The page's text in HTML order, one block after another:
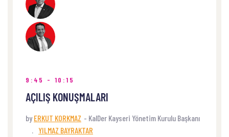
Kayseri Ticaret Odası Konferans Salonu
9:45 - 10:15
AÇILIŞ KONUŞMALARI
byERKUT KORKMAZ - KalDer Kayseri Yönetim Kurulu Başkanı
. YILMAZ BAYRAKTAR